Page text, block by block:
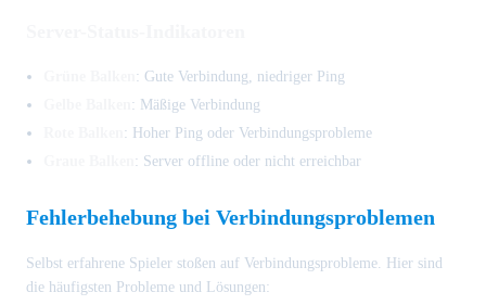
: Gute Verbindung, niedriger Ping
: Mäßige Verbindung
: Hoher Ping oder Verbindungsprobleme
: Server offline oder nicht erreichbar
Fehlerbehebung bei Verbindungsproblemen
Selbst erfahrene Spieler stoßen auf Verbindungsprobleme. Hier sind
die häufigsten Probleme und Lösungen: